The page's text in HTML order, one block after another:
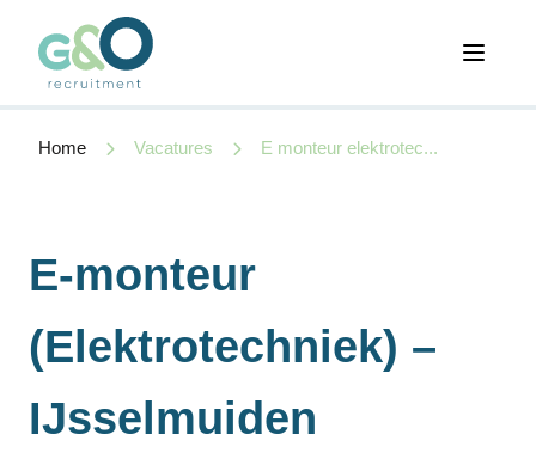
Open
Home Vacatures E monteur elektrotec...
E-monteur
(Elektrotechniek) –
IJsselmuiden